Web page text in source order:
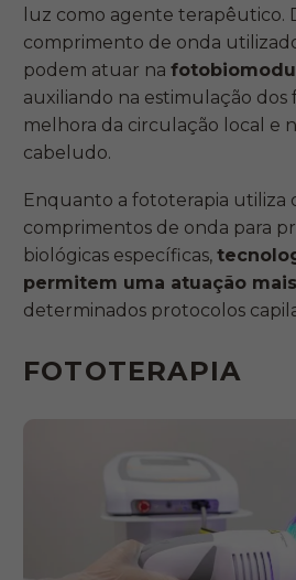
luz como agente terapêutico.
comprimento de onda
podem atuar na
auxiliando na estimulação dos
melhora da circulação local e
cabeludo.
Enquanto a fototerapia utiliza
comprimentos de onda para
biológicas específicas,
permitem uma atuação
determinados protocolos
FOTOTERAPIA